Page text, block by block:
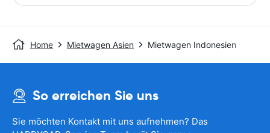
Home Mietwagen Asien Mietwagen Indonesien
So erreichen Sie uns
Sie möchten Kontakt mit uns aufnehmen? Das